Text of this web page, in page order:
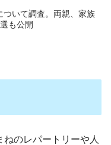
ついて調査。両親、家族
も公開
のレパートリーや人